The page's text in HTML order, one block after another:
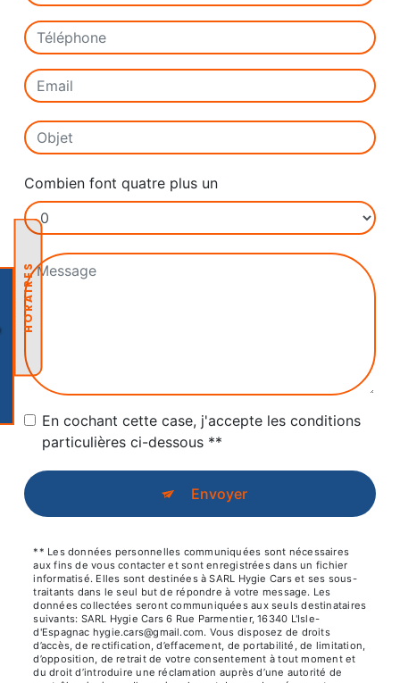
Combien font quatre plus un
En cochant cette case, j'accepte les conditions
particulières ci-dessous **
Envoyer
** Les données personnelles communiquées sont nécessaires
aux fins de vous contacter et sont enregistrées dans un fichier
informatisé. Elles sont destinées à SARL Hygie Cars et ses sous-
traitants dans le seul but de répondre à votre message. Les
données collectées seront communiquées aux seuls destinataires
suivants: SARL Hygie Cars 6 Rue Parmentier, 16340 L'Isle-
d'Espagnac hygie.cars@gmail.com. Vous disposez de droits
d’accès, de rectification, d’effacement, de portabilité, de limitation,
d’opposition, de retrait de votre consentement à tout moment et
du droit d’introduire une réclamation auprès d’une autorité de
HORAIRES